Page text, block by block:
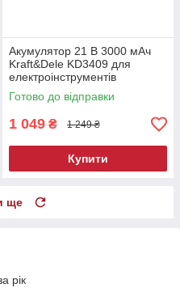
Акумулятор 21 В 3000 мАч
Kraft&Dele KD3409 для
електроінструментів
Готово до відправки
1 049 ₴ 1 249 ₴
Купити
ще
рік